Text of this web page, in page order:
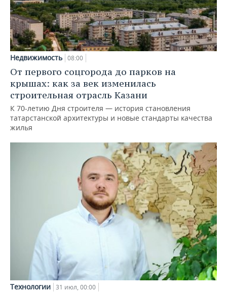
Недвижимость 08:00
От первого соцгорода до парков на
крышах: как за век изменилась
строительная отрасль Казани
К 70-летию Дня строителя — история становления
татарстанской архитектуры и новые стандарты качества
жилья
Технологии 31 июл, 00:00